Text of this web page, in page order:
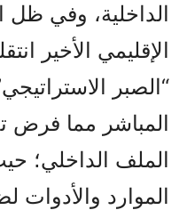
الداخلية، وفي ظل
الإقليمي الأخير
“الصبر
المباشر مما فرض
الملف الداخلي؛
الموارد والأدوات